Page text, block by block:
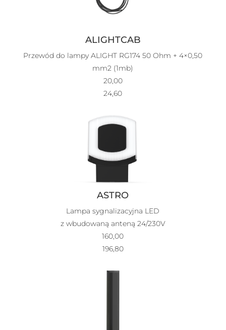
ALIGHTCAB
Przewód do lampy ALIGHT RG174 50 Ohm + 4×0,50
mm2 (1mb)
20,00
24,60
ASTRO
Lampa sygnalizacyjna LED
z wbudowaną anteną 24/230V
160,00
196,80